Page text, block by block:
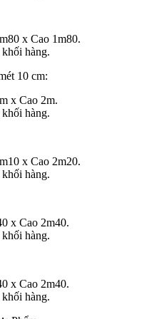
x Cao 1m80.
hàng.
10 cm:
x Cao 2m.
hàng.
x Cao 2m20.
hàng.
x Cao 2m40.
hàng.
x Cao 2m40.
hàng.